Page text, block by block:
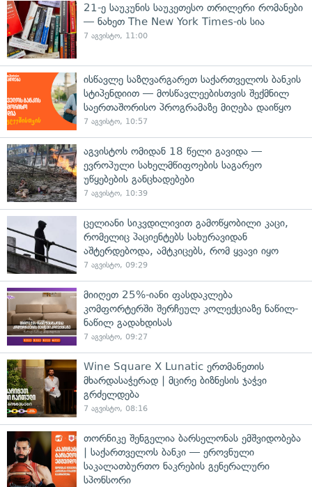
21-ე საუკუნის საუკეთესო თრილერი რომანები
— ნახეთ The New York Times-ის სია
7 აგვისტო, 11:00
ისწავლე საზღვარგარეთ საქართველოს ბანკის
სტიპენდიით — მოსწავლეებისთვის შექმნილ
საერთაშორისო პროგრამაზე მიღება დაიწყო
7 აგვისტო, 10:57
აგვისტოს ომიდან 18 წელი გავიდა —
ევროპული სახელმწიფოების საგარეო
უწყებების განცხადებები
7 აგვისტო, 10:39
ცელიანი სიკვდილივით გამოწყობილი კაცი,
რომელიც პაციენტებს სახურავიდან
აშტერდებოდა, ამტკიცებს, რომ ყვავი იყო
7 აგვისტო, 09:29
მიიღეთ 25%-იანი ფასდაკლება
კომფორტერში შერჩეულ კოლექციაზე ნაწილ-
ნაწილ გადახდისას
7 აგვისტო, 09:27
Wine Square X Lunatic ერთმანეთის
მხარდასაჭერად | მცირე ბიზნესის ჯაჭვი
გრძელდება
7 აგვისტო, 08:16
თორნიკე შენგელია ბარსელონას ემშვიდობება
| საქართველოს ბანკი — ეროვნული
საკალათბურთო ნაკრების გენერალური
სპონსორი